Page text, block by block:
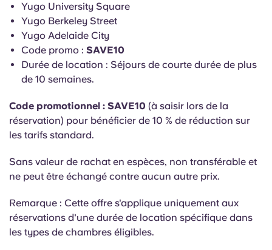
Català
Deutsch
French
Portuguese
Se connecter
Yugo University Square
Yugo Berkeley Street
Yugo Adelaide City
Code promo : SAVE10
Durée de location : Séjours de courte durée de plus
de 10 semaines.
Code promotionnel : SAVE10 (à saisir lors de la
réservation) pour bénéficier de 10 % de réduction sur
les tarifs standard.
Sans valeur de rachat en espèces, non transférable et
ne peut être échangé contre aucun autre prix.
Remarque : Cette offre s'applique uniquement aux
réservations d'une durée de location spécifique dans
les types de chambres éligibles.